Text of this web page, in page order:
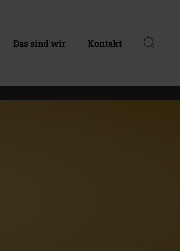
Das sind wir Kontakt